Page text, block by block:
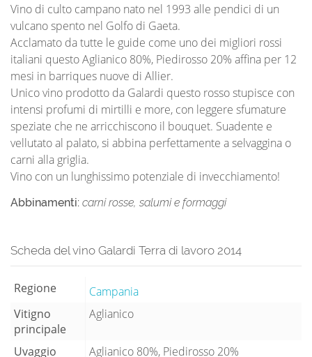
Vino di culto campano nato nel 1993 alle pendici di un
vulcano spento nel Golfo di Gaeta.
Acclamato da tutte le guide come uno dei migliori rossi
italiani questo Aglianico 80%, Piedirosso 20% affina per 12
mesi in barriques nuove di Allier.
Unico vino prodotto da Galardi questo rosso stupisce con
intensi profumi di mirtilli e more, con leggere sfumature
speziate che ne arricchiscono il bouquet. Suadente e
vellutato al palato, si abbina perfettamente a selvaggina o
carni alla griglia.
Vino con un lunghissimo potenziale di invecchiamento!
Abbinamenti: carni rosse, salumi e formaggi
Scheda del vino Galardi Terra di lavoro 2014
Regione
Campania
Vitigno
principale
Aglianico
Uvaggio
Aglianico 80%, Piedirosso 20%